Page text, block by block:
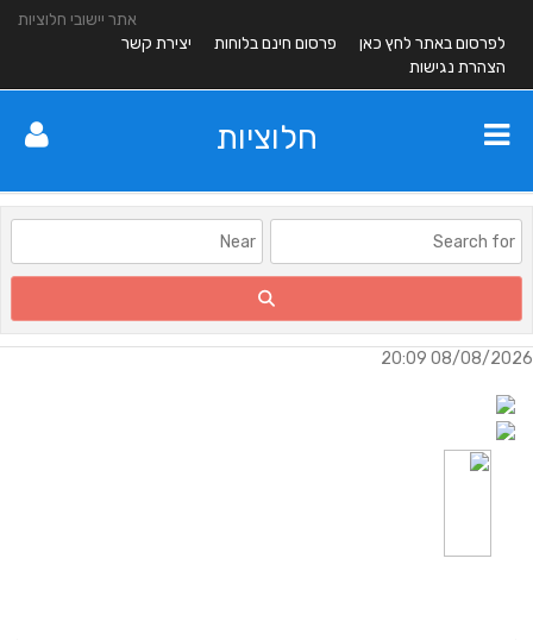
אתר יישובי חלוציות
לפרסום באתר לחץ כאן
פרסום חינם בלוחות
יצירת קשר
הצהרת נגישות
חלוציות
08/08/2026 20:09